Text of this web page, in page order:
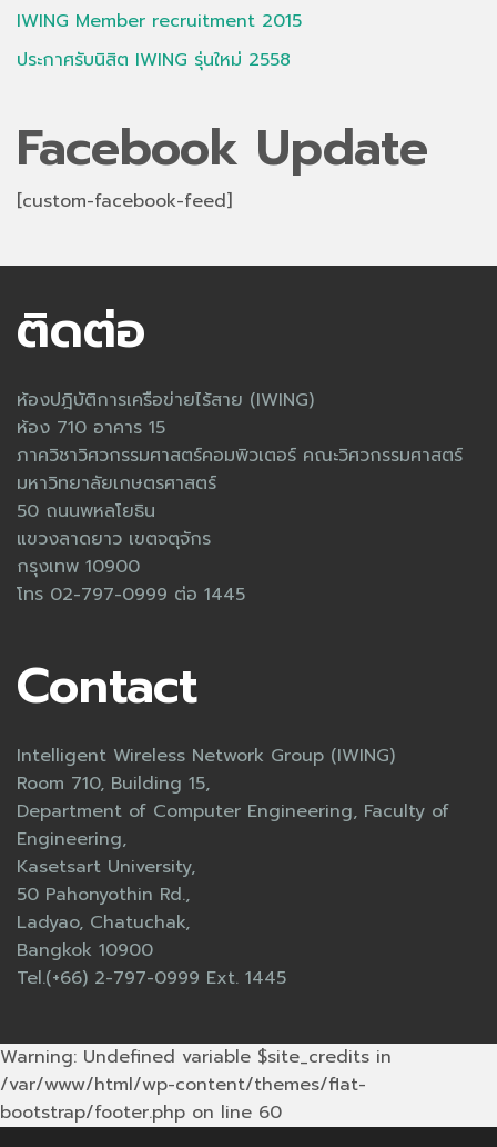
IWING Member recruitment 2015
ประกาศรับนิสิต IWING รุ่นใหม่ 2558
Facebook Update
[custom-facebook-feed]
ติดต่อ
ห้องปฎิบัติการเครือข่ายไร้สาย (IWING)
ห้อง 710 อาคาร 15
ภาควิชาวิศวกรรมศาสตร์คอมพิวเตอร์ คณะวิศวกรรมศาสตร์
มหาวิทยาลัยเกษตรศาสตร์
50 ถนนพหลโยธิน
แขวงลาดยาว เขตจตุจักร
กรุงเทพ 10900
โทร 02-797-0999 ต่อ 1445
Contact
Intelligent Wireless Network Group (IWING)
Room 710, Building 15,
Department of Computer Engineering, Faculty of
Engineering,
Kasetsart University,
50 Pahonyothin Rd.,
Ladyao, Chatuchak,
Bangkok 10900
Tel.(+66) 2-797-0999 Ext. 1445
Warning: Undefined variable $site_credits in
/var/www/html/wp-content/themes/flat-
bootstrap/footer.php on line 60